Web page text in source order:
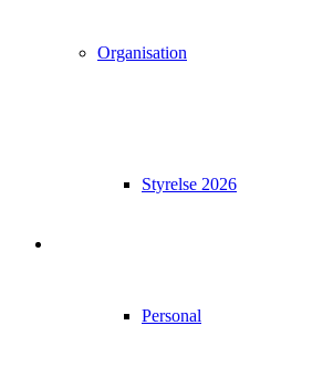
Organisation
Styrelse 2026
Personal